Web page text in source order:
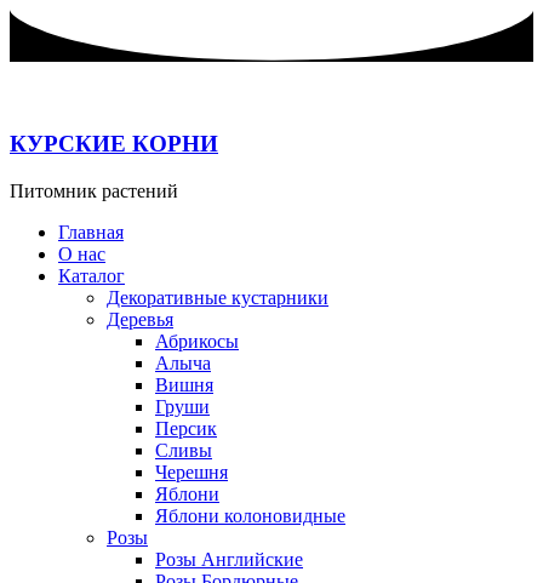
Перейти
содержимому
КУРСКИЕ КОРНИ
Питомник растений
Главная
О нас
Каталог
Декоративные кустарники
Деревья
Абрикосы
Алыча
Вишня
Груши
Персик
Сливы
Черешня
Яблони
Яблони колоновидные
Розы
Розы Английские